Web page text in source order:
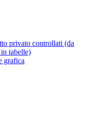
privato controllati (da
tabelle)
grafica